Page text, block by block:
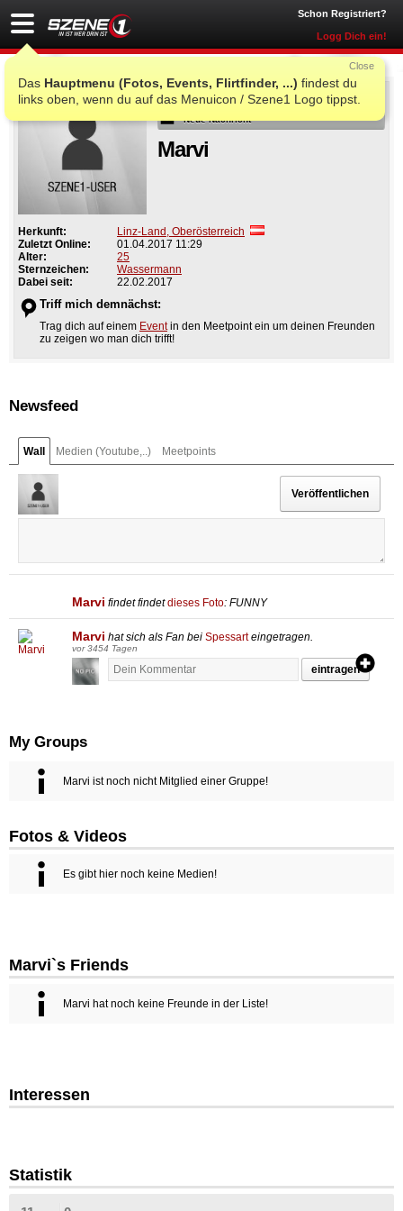
Schon Registriert?
Logg Dich ein!
Das Hauptmenu (Fotos, Events, Flirtfinder, ...) findest du
links oben, wenn du auf das Menuicon / Szene1 Logo tippst.
Close
Als Freund
Neue Nachricht
Marvi
Herkunft:
Linz-Land, Oberösterreich
Zuletzt Online:
01.04.2017 11:29
Alter:
25
Sternzeichen:
Wassermann
Dabei seit:
22.02.2017
Triff mich demnächst:
Trag dich auf einem Eventin den Meetpoint ein um deinen Freunden
zu zeigen wo man dich trifft!
Newsfeed
Wall Medien (Youtube,..) Meetpoints
Marvi findetfindetdieses Foto: FUNNY
Marvi hat sich als Fan bei Spessarteingetragen.
vor 3454 Tagen
eintragen
My Groups
Marvi ist noch nicht Mitglied einer Gruppe!
Fotos & Videos
Es gibt hier noch keine Medien!
Marvi`s Friends
Marvi hat noch keine Freunde in der Liste!
Interessen
Statistik